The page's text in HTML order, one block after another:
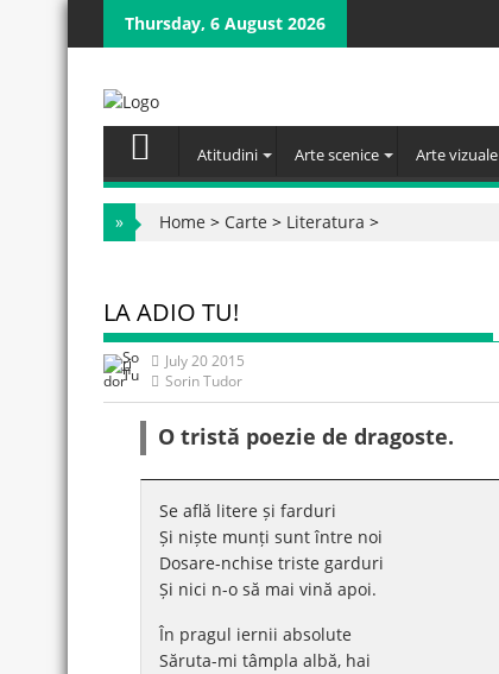
Skip
Thursday, 6 August 2026
Atitudini Arte scenice Arte vizuale
» Home > Carte > Literatura >
LA ADIO TU!
July 20 2015
Sorin Tudor
O tristă poezie de dragoste.
Se află litere și farduri
Și niște munți sunt între noi
Dosare-nchise triste garduri
Și nici n-o să mai vină apoi.
În pragul iernii absolute
Săruta-mi tâmpla albă, hai